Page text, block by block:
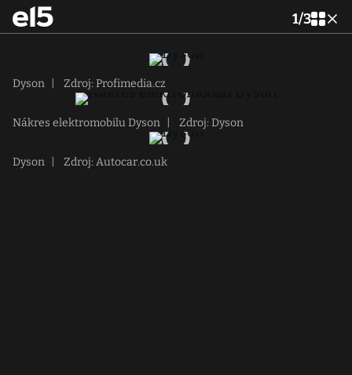
1/3
Dyson Zdroj: Profimedia.cz
Nákres elektromobilu Dyson Zdroj: Dyson
Dyson Zdroj: Autocar.co.uk